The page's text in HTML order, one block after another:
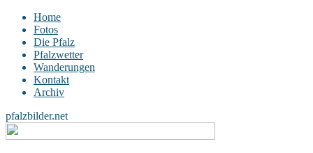
Home
Fotos
Die Pfalz
Pfalzwetter
Wanderungen
Kontakt
Archiv
pfalzbilder.net